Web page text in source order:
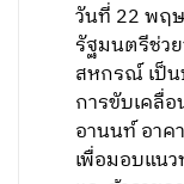
วันที่ 22 พฤ
รัฐมนตรีช่ว
สหกรณ์ เป็น
การขับเคลื่
อานนท์ อาค
เพื่อมอบแน